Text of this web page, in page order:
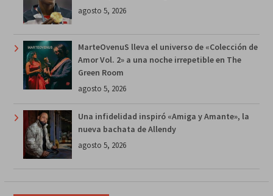
agosto 5, 2026
MarteOvenuS lleva el universo de «Colección de
Amor Vol. 2» a una noche irrepetible en The
Green Room
agosto 5, 2026
Una infidelidad inspiró «Amiga y Amante», la
nueva bachata de Allendy
agosto 5, 2026